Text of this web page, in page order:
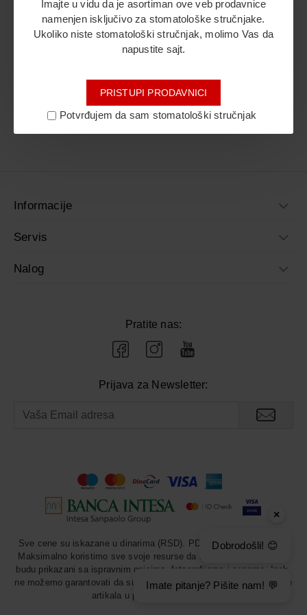
Imajte u vidu da je asortiman ove veb prodavnice
namenjen isključivo za stomatološke stručnjake.
Ukoliko niste stomatološki stručnjak, molimo Vas da
napustite sajt.
PRISTUPI PRODAVNICI
Potvrđujem da sam stomatološki stručnjak
Idi na kasu
Svi proizvodi su prikazani.
Informacije
Servis
Nalog
Pratite nas:
Prijava za Newsletter:
Sve cene su iskazane u dinarima (RSD). PDV je uračunat u cenu.
Maksimalno koristimo sve svoje resurse da svi artikli u prodavnici
budu prikazani sa ispravnim opisima, fotografijama i cenama. Ipak,
ne možemo garantovati da su sve navedene informacije i fotografije
artikala u potpunosti ispravne.
×
Dobrodošli! 😊
Imate pitanje? Pišite nam! 💬